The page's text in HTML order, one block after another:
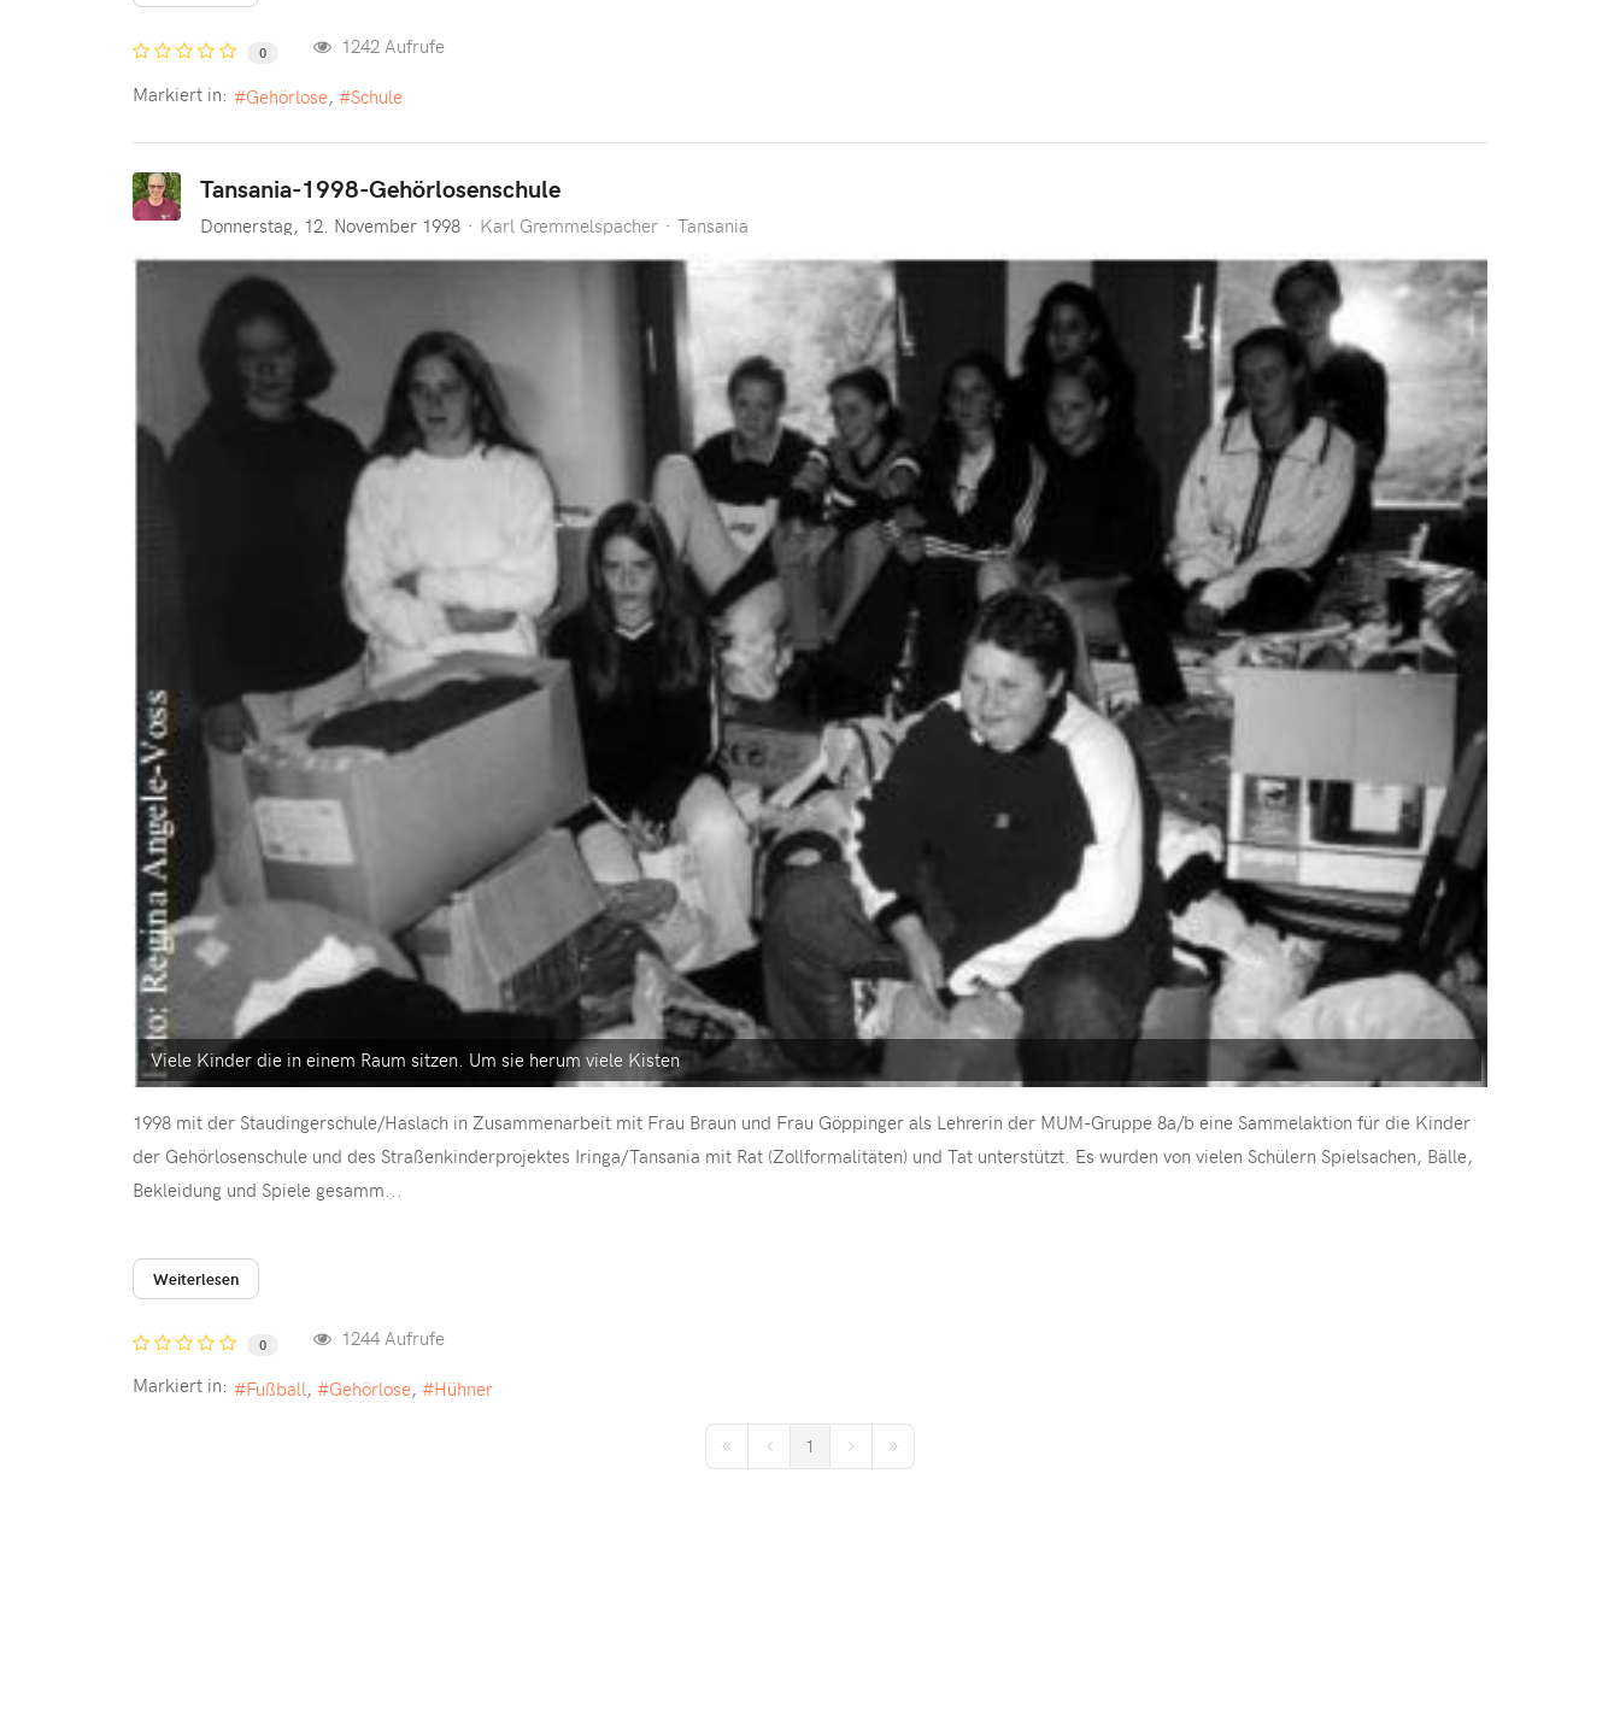
0
1242 Aufrufe
Markiert in:
Gehörlose Schule
Tansania-1998-Gehörlosenschule
Donnerstag, 12. November 1998 Karl Gremmelspacher Tansania
Viele Kinder die in einem Raum sitzen. Um sie herum viele Kisten
1998 mit der Staudingerschule/Haslach in Zusammenarbeit mit Frau Braun und Frau Göppinger als Lehrerin der MUM-Gruppe 8a/b eine Sammelaktion für die Kinder
der Gehörlosenschule und des Straßenkinderprojektes Iringa/Tansania mit Rat (Zollformalitäten) und Tat unterstützt. Es wurden von vielen Schülern Spielsachen, Bälle,
Bekleidung und Spiele gesamm...
Weiterlesen
0
1244 Aufrufe
Markiert in:
Fußball Gehörlose Hühner
First PagePrevious Page
1 Next PageLast Page